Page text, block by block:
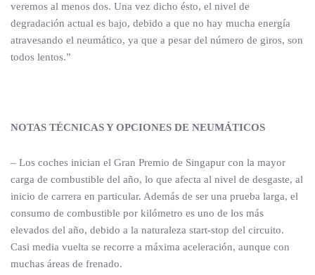
veremos al menos dos. Una vez dicho ésto, el nivel de
degradación actual es bajo, debido a que no hay mucha energía
atravesando el neumático, ya que a pesar del número de giros, son
todos lentos.”
NOTAS TÉCNICAS Y OPCIONES DE NEUMÁTICOS
– Los coches inician el Gran Premio de Singapur con la mayor
carga de combustible del año, lo que afecta al nivel de desgaste, al
inicio de carrera en particular. Además de ser una prueba larga, el
consumo de combustible por kilómetro es uno de los más
elevados del año, debido a la naturaleza start-stop del circuito.
Casi media vuelta se recorre a máxima aceleración, aunque con
muchas áreas de frenado.